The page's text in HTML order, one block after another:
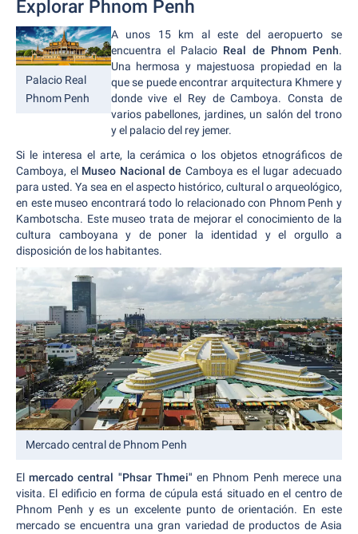
Explorar Phnom Penh
Palacio Real
Phnom Penh
A unos 15 km al este del aeropuerto se
encuentra el Palacio Real de Phnom Penh.
Una hermosa y majestuosa propiedad en la
que se puede encontrar arquitectura Khmere y
donde vive el Rey de Camboya. Consta de
varios pabellones, jardines, un salón del trono
y el palacio del rey jemer.
Si le interesa el arte, la cerámica o los objetos etnográficos de
Camboya, el Museo Nacional de Camboya es el lugar adecuado
para usted. Ya sea en el aspecto histórico, cultural o arqueológico,
en este museo encontrará todo lo relacionado con Phnom Penh y
Kambotscha. Este museo trata de mejorar el conocimiento de la
cultura camboyana y de poner la identidad y el orgullo a
disposición de los habitantes.
Mercado central de Phnom Penh
Elmercado central "Phsar Thmei" en Phnom Penh merece una
visita. El edificio en forma de cúpula está situado en el centro de
Phnom Penh y es un excelente punto de orientación. En este
mercado se encuentra una gran variedad de productos de Asia